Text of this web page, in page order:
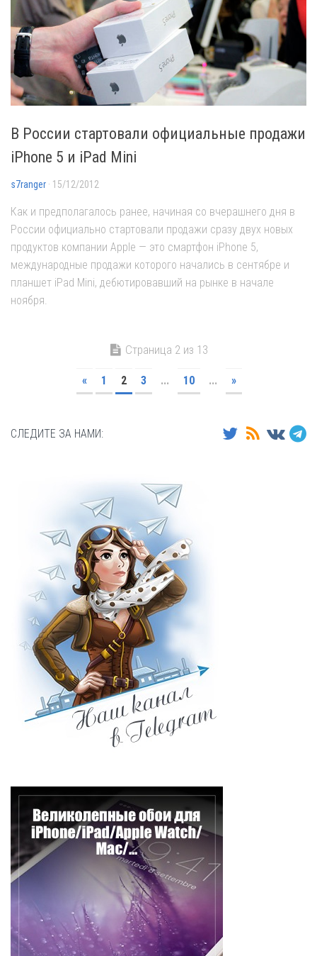
В России стартовали официальные продажи
iPhone 5 и iPad Mini
s7ranger · 15/12/2012
Как и предполагалось ранее, начиная со вчерашнего дня в
России официально стартовали продажи сразу двух новых
продуктов компании Apple — это смартфон iPhone 5,
международные продажи которого начались в сентябре и
планшет iPad Mini, дебютировавший на рынке в начале
ноября.
Страница 2 из 13
« 1 2 3 ... 10 ... »
СЛЕДИТЕ ЗА НАМИ: